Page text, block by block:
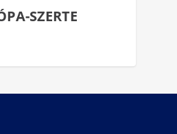
SZERTE